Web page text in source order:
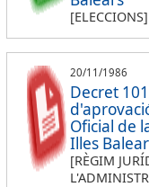
[ELECCIONS]
20/11/1986
Decret
Oficial de
Illes
[RÈGIM